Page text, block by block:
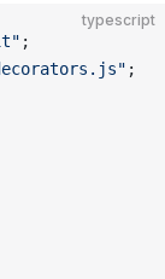
typescript
;
;